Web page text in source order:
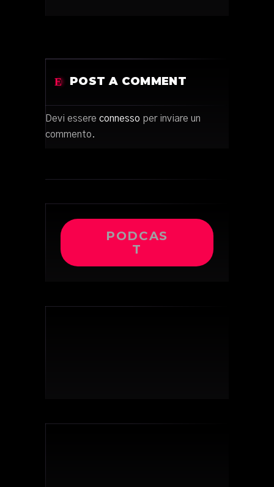
POST A COMMENT
Devi essere connesso per inviare un
commento.
PODCAS
T